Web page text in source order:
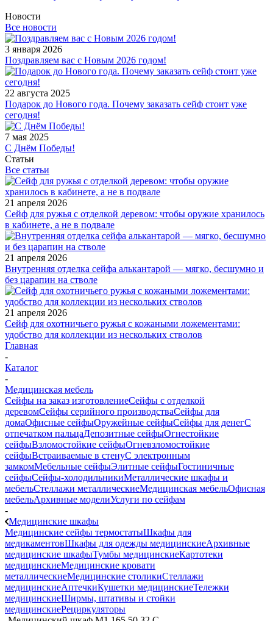
Новости
Все новости
3 января 2026
Поздравляем вас с Новым 2026 годом!
22 августа 2025
Подарок до Нового года. Почему заказать сейф стоит уже
сегодня!
7 мая 2025
С Днём Победы!
Статьи
Все статьи
21 апреля 2026
Сейф для ружья с отделкой деревом: чтобы оружие хранилось
в кабинете, а не в подвале
21 апреля 2026
Внутренняя отделка сейфа алькантарой — мягко, бесшумно и
без царапин на стволе
21 апреля 2026
Сейф для охотничьего ружья с кожаными ложементами:
удобство для коллекции из нескольких стволов
Главная
-
Каталог
-
Медицинская мебель
Сейфы на заказ изготовлениеСейфы с отделкой
деревомСейфы серийного производстваСейфы для
домаОфисные сейфыОружейные сейфыСейфы для денегС
отпечатком пальцаДепозитные сейфыОгнестойкие
сейфыВзломостойкие сейфыОгневзломостойкие
сейфыВстраиваемые в стенуС электронным
замкомМебельные сейфыЭлитные сейфыГостиничные
сейфыСейфы-холодильникиМеталлические шкафы и
мебельСтеллажи металлическиеМедицинская мебельОфисная
мебельАрхивные моделиУслуги по сейфам
-
Медицинские шкафы
Медицинские сейфы термостатыШкафы для
медикаментовШкафы для одежды медицинскиеАрхивные
медицинские шкафыТумбы медицинскиеКартотеки
медицинскиеМедицинские кровати
металлическиеМедицинские столикиСтеллажи
медицинскиеАптечкиКушетки медицинскиеТележки
медицинскиеШирмы, штативы и стойки
медицинскиеРециркуляторы